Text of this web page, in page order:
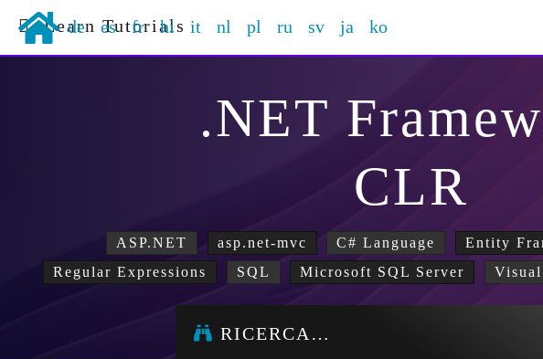
Learn Tutorials
de es fr hi it nl pl ru sv ja ko
.NET
CLR
ASP.NET asp.net-mvc C# Language Entity
Regular Expressions
SQL Microsoft SQL Server
RICERCA…